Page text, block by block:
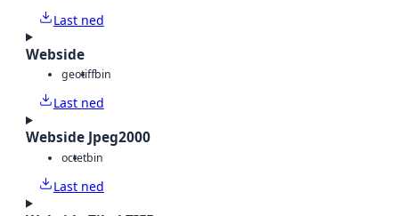
Last ned
Webside
geotiffbin
Last ned
Webside Jpeg2000
octetbin
Last ned